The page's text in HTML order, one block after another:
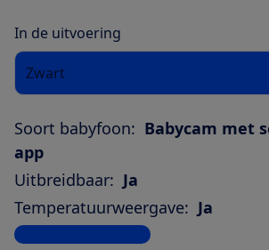
In de uitvoering
Zwart
Soort babyfoon: Babycam met
app
Uitbreidbaar: Ja
Temperatuurweergave: Ja
Bekijk alle specificaties